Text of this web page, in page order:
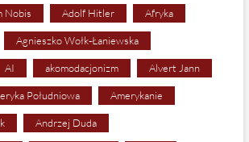
Nobis Adolf Hitler Afryka
Agnieszko Wołk-Łaniewska
AI akomodacjonizm Alvert Jann
Południowa Amerykanie
Andrzej Duda